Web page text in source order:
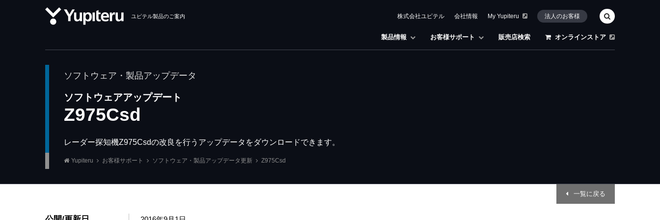
ユピテル製品のご案内
製品情報 お客様サポート 販売店検索 オンラインストア
株式会社ユピテル 会社情報 My Yupiteru 法人のお客様
ソフトウェア・製品アップデータ
ソフトウェアアップデート
Z975Csd
レーダー探知機Z975Csdの改良を行うアップデータをダウンロードできます。
Yupiteru お客様サポート ソフトウェア・製品アップデータ更新 Z975Csd
一覧に戻る